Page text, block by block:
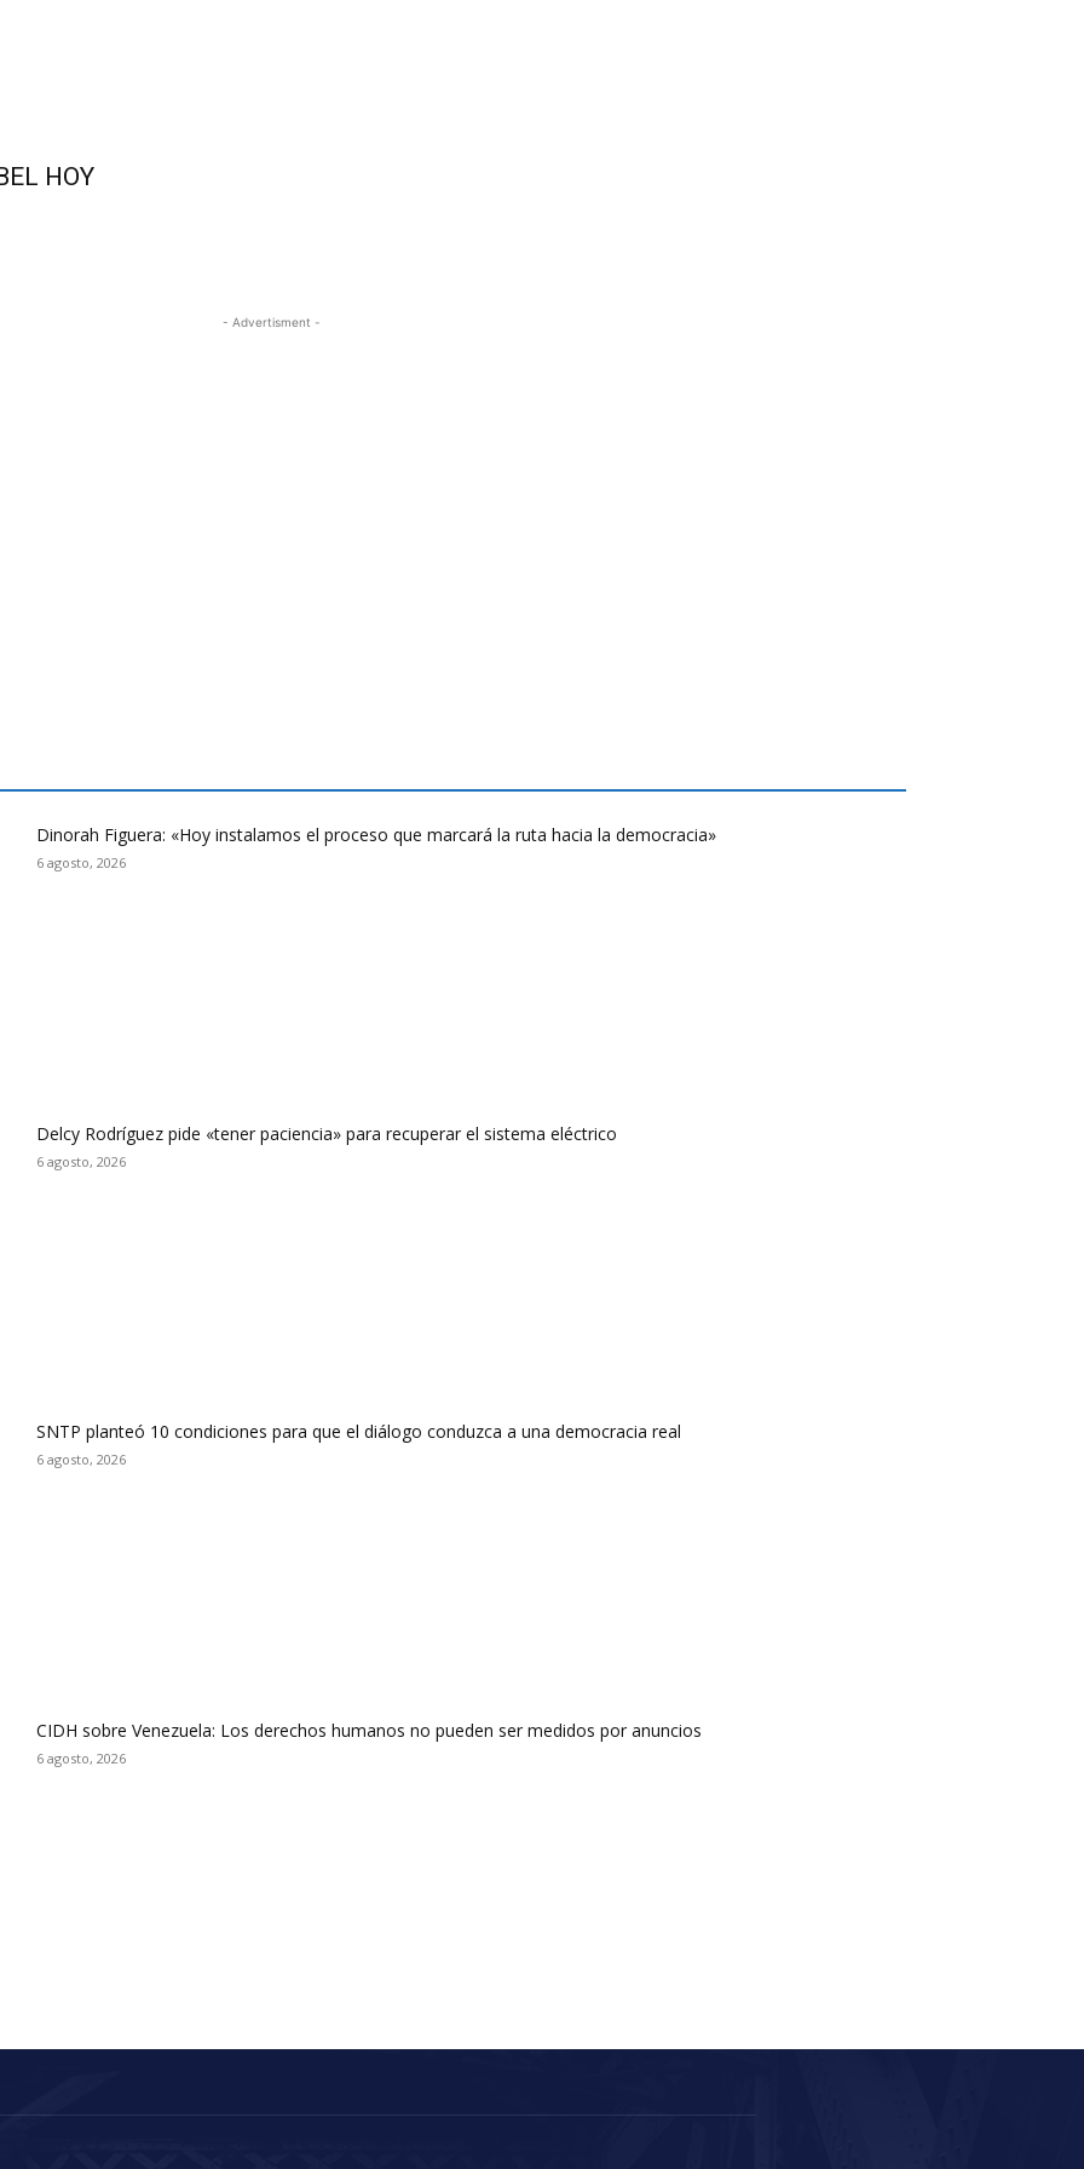
HOY
- Advertisment -
Dinorah Figuera: «Hoy instalamos el proceso que marcará la ruta hacia la democracia»
6 agosto, 2026
Delcy Rodríguez pide «tener paciencia» para recuperar el sistema eléctrico
6 agosto, 2026
SNTP planteó 10 condiciones para que el diálogo conduzca a una democracia real
6 agosto, 2026
CIDH sobre Venezuela: Los derechos humanos no pueden ser medidos por anuncios
6 agosto, 2026